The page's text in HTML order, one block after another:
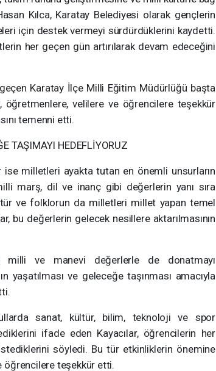
Kılca, Karatay Belediyesi olarak gençlerin
için destek vermeyi sürdürdüklerini kaydetti.
her geçen gün artırılarak devam edeceğini
Karatay İlçe Milli Eğitim Müdürlüğü başta
velilere ve öğrencilere teşekkür
temenni etti.
TAŞIMAYI HEDEFLİYORUZ
milletleri ayakta tutan en önemli unsurların
marş, dil ve inanç gibi değerlerin yanı sıra
ve folklorun da milletleri millet yapan temel
bu değerlerin gelecek nesillere aktarılmasının
milli ve manevi değerlerle de donatmayı
yaşatılması ve geleceğe taşınması amacıyla
sanat, kültür, bilim, teknoloji ve spor
ifade eden Kayacılar, öğrencilerin her
söyledi. Bu tür etkinliklerin önemine
öğrencilere teşekkür etti.